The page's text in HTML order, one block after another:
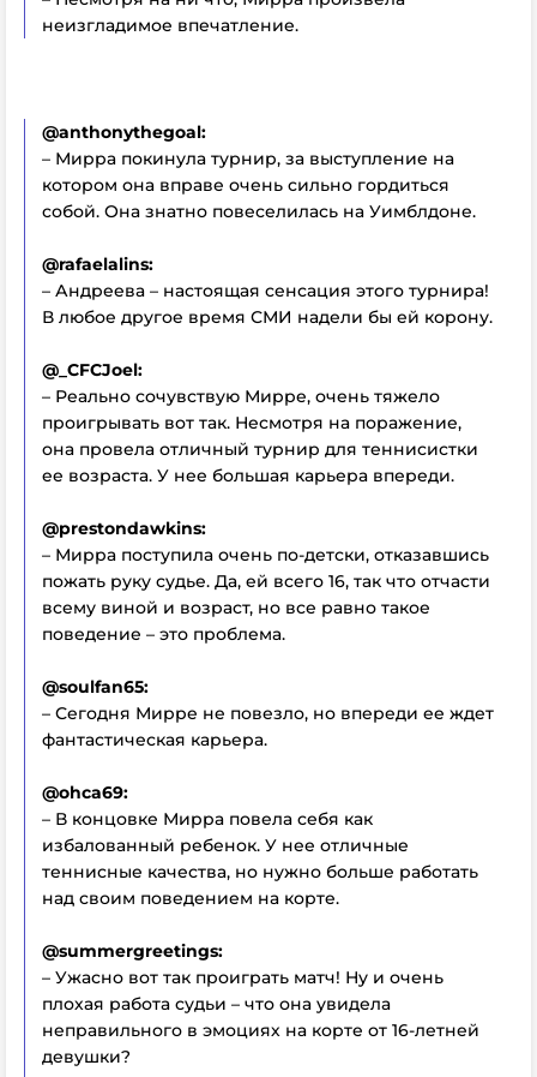
неизгладимое впечатление.
@anthonythegoal:
– Мирра покинула турнир, за выступление на
котором она вправе очень сильно гордиться
собой. Она знатно повеселилась на Уимблдоне.
@rafaelalins:
– Андреева – настоящая сенсация этого турнира!
В любое другое время СМИ надели бы ей корону.
@_CFCJoel:
– Реально сочувствую Мирре, очень тяжело
проигрывать вот так. Несмотря на поражение,
она провела отличный турнир для теннисистки
ее возраста. У нее большая карьера впереди.
@prestondawkins:
– Мирра поступила очень по-детски, отказавшись
пожать руку судье. Да, ей всего 16, так что отчасти
всему виной и возраст, но все равно такое
поведение – это проблема.
@soulfan65:
– Сегодня Мирре не повезло, но впереди ее ждет
фантастическая карьера.
@ohca69:
– В концовке Мирра повела себя как
избалованный ребенок. У нее отличные
теннисные качества, но нужно больше работать
над своим поведением на корте.
@summergreetings:
– Ужасно вот так проиграть матч! Ну и очень
плохая работа судьи – что она увидела
неправильного в эмоциях на корте от 16-летней
девушки?